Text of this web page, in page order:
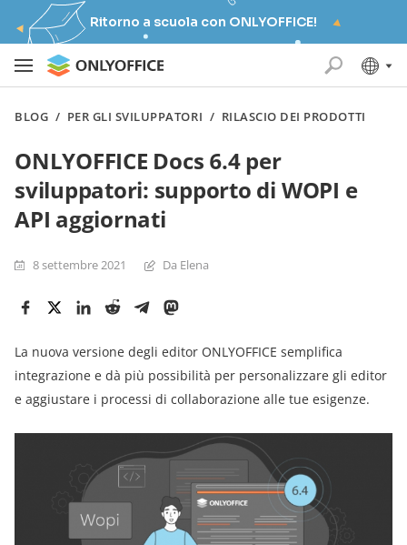
Ritorno a scuola con ONLYOFFICE!
BLOG / PER GLI SVILUPPATORI / RILASCIO DEI PRODOTTI
ONLYOFFICE Docs 6.4 per
sviluppatori: supporto di WOPI e
API aggiornati
8 settembre 2021 Da Elena
La nuova versione degli editor ONLYOFFICE semplifica
integrazione e dà più possibilità per personalizzare gli editor
e aggiustare i processi di collaborazione alle tue esigenze.